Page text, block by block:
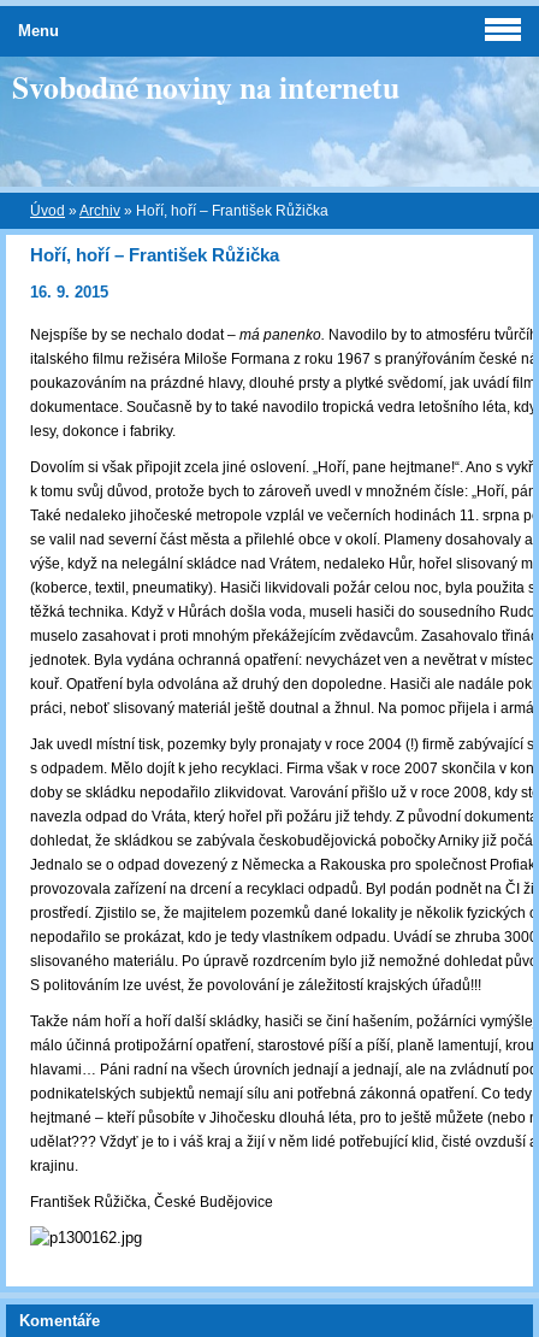
Svobodné noviny na internetu
Úvod »Archiv » Hoří, hoří – František Růžička
Hoří, hoří – František Růžička
16. 9. 2015
Nejspíše by se nechalo dodat – má panenko. Navodilo by to atmosféru
italského filmu režiséra Miloše Formana z roku 1967 s pranýřováním české
poukazováním na prázdné hlavy, dlouhé prsty a plytké svědomí, jak uvádí
dokumentace. Současně by to také navodilo tropická vedra letošního léta,
lesy, dokonce i fabriky.
Dovolím si však připojit zcela jiné oslovení. „Hoří, pane hejtmane!“. Ano s
k tomu svůj důvod, protože bych to zároveň uvedl v množném čísle: „Hoří,
Také nedaleko jihočeské metropole vzplál ve večerních hodinách 11. srpna
se valil nad severní část města a přilehlé obce v okolí. Plameny dosahovaly
výše, když na nelegální skládce nad Vrátem, nedaleko Hůr, hořel slisovaný
(koberce, textil, pneumatiky). Hasiči likvidovali požár celou noc, byla použita
těžká technika. Když v Hůrách došla voda, museli hasiči do sousedního
muselo zasahovat i proti mnohým překážejícím zvědavcům. Zasahovalo
jednotek. Byla vydána ochranná opatření: nevycházet ven a nevětrat v
kouř. Opatření byla odvolána až druhý den dopoledne. Hasiči ale nadále
práci, neboť slisovaný materiál ještě doutnal a žhnul. Na pomoc přijela i
Jak uvedl místní tisk, pozemky byly pronajaty v roce 2004 (!) firmě zabývající
s odpadem. Mělo dojít k jeho recyklaci. Firma však v roce 2007 skončila v
doby se skládku nepodařilo zlikvidovat. Varování přišlo už v roce 2008, kdy
navezla odpad do Vráta, který hořel při požáru již tehdy. Z původní
dohledat, že skládkou se zabývala českobudějovická pobočky Arniky již
Jednalo se o odpad dovezený z Německa a Rakouska pro společnost
provozovala zařízení na drcení a recyklaci odpadů. Byl podán podnět na ČI
prostředí. Zjistilo se, že majitelem pozemků dané lokality je několik fyzických
nepodařilo se prokázat, kdo je tedy vlastníkem odpadu. Uvádí se zhruba
slisovaného materiálu. Po úpravě rozdrcením bylo již nemožné dohledat
S politováním lze uvést, že povolování je záležitostí krajských úřadů!!!
Takže nám hoří a hoří další skládky, hasiči se činí hašením, požárníci
málo účinná protipožární opatření, starostové píší a píší, planě lamentují,
hlavami… Páni radní na všech úrovních jednají a jednají, ale na zvládnutí
podnikatelských subjektů nemají sílu ani potřebná zákonná opatření. Co tedy
hejtmané – kteří působíte v Jihočesku dlouhá léta, pro to ještě můžete (nebo
udělat??? Vždyť je to i váš kraj a žijí v něm lidé potřebující klid, čisté ovzduší
krajinu.
František Růžička, České Budějovice
Komentáře
Menu